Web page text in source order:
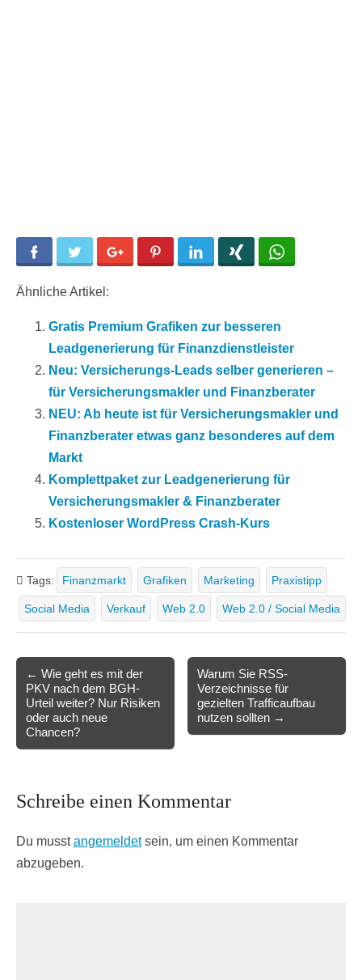
Facebook Twitter Google+ Pinterest LinkedIn
Ähnliche Artikel:
Gratis Premium Grafiken zur besseren
Leadgenerierung für Finanzdienstleister
Neu: Versicherungs-Leads selber generieren –
für Versicherungsmakler und Finanzberater
NEU: Ab heute ist für Versicherungsmakler und
Finanzberater etwas ganz besonderes auf dem
Markt
Komplettpaket zur Leadgenerierung für
Versicherungsmakler & Finanzberater
Kostenloser WordPress Crash-Kurs
Tags: Finanzmarkt Grafiken Marketing Praxistipp
Social Media Verkauf Web 2.0 Web 2.0 / Social Media
Post
navigation
← Wie geht es mit der
PKV nach dem BGH-
Urteil weiter? Nur Risiken
oder auch neue
Chancen?
Warum Sie RSS-
Verzeichnisse für
gezielten Trafficaufbau
nutzen sollten →
Schreibe einen Kommentar
Du musstangemeldetsein, um einen Kommentar
abzugeben.